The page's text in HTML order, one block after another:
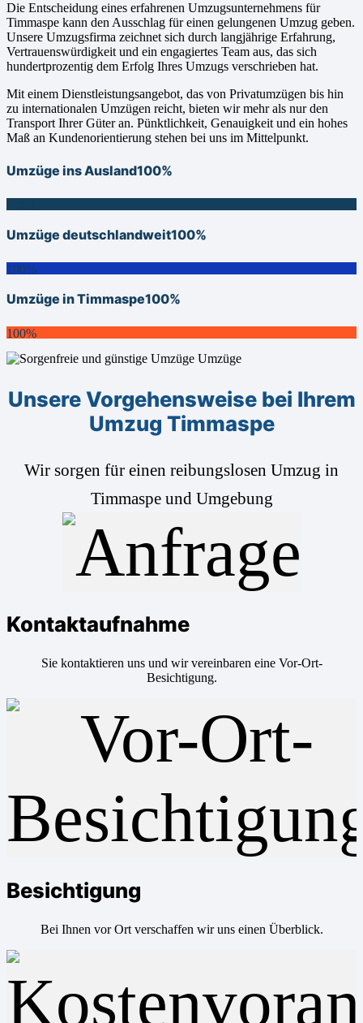
Die Entscheidung eines erfahrenen Umzugsunternehmens für
Timmaspe kann den Ausschlag für einen gelungenen Umzug geben.
Unsere Umzugsfirma zeichnet sich durch langjährige Erfahrung,
Vertrauenswürdigkeit und ein engagiertes Team aus, das sich
hundertprozentig dem Erfolg Ihres Umzugs verschrieben hat.
Mit einem Dienstleistungsangebot, das von Privatumzügen bis hin
zu internationalen Umzügen reicht, bieten wir mehr als nur den
Transport Ihrer Güter an. Pünktlichkeit, Genauigkeit und ein hohes
Maß an Kundenorientierung stehen bei uns im Mittelpunkt.
Umzüge ins Ausland100%
Umzüge deutschlandweit100%
100%
Umzüge in Timmaspe100%
100%
Unsere Vorgehensweise bei Ihrem
Umzug Timmaspe
Wir sorgen für einen reibungslosen Umzug in
Timmaspe und Umgebung
Kontaktaufnahme
Sie kontaktieren uns und wir vereinbaren eine Vor-Ort-
Besichtigung.
Besichtigung
Bei Ihnen vor Ort verschaffen wir uns einen Überblick.